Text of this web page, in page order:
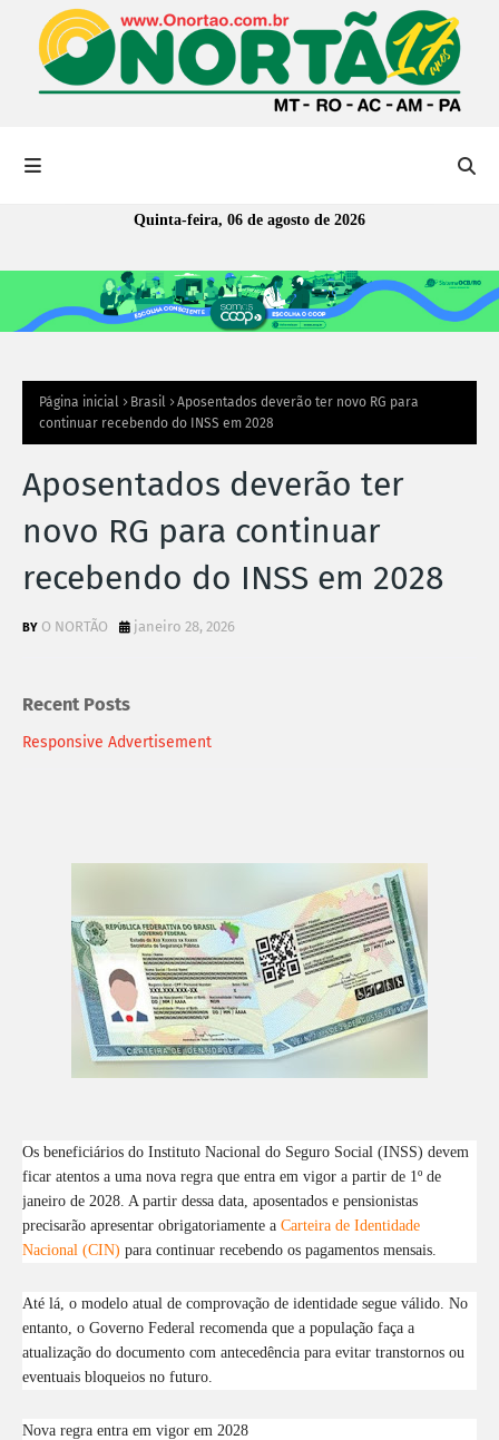
Quinta-feira, 06 de agosto de 2026
Página inicial Brasil
Aposentados deverão ter novo RG para
continuar recebendo do INSS em 2028
Aposentados deverão ter
novo RG para continuar
recebendo do INSS em 2028
O NORTÃO janeiro 28, 2026
Recent Posts
Responsive Advertisement
Os beneficiários do Instituto Nacional do Seguro Social (INSS) devem
ficar atentos a uma nova regra que entra em vigor a partir de 1º de
janeiro de 2028. A partir dessa data, aposentados e pensionistas
precisarão apresentar obrigatoriamente a Carteira de Identidade
Nacional (CIN) para continuar recebendo os pagamentos mensais.
Até lá, o modelo atual de comprovação de identidade segue válido. No
entanto, o Governo Federal recomenda que a população faça a
atualização do documento com antecedência para evitar transtornos ou
eventuais bloqueios no futuro.
Nova regra entra em vigor em 2028